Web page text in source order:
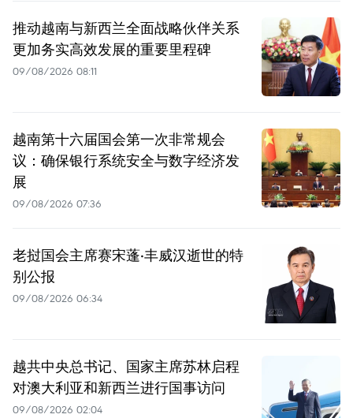
推动越南与新西兰全面战略伙伴关系
更加务实高效发展的重要里程碑
09/08/2026 08:11
越南第十六届国会第一次非常规会
议：确保银行系统安全与数字经济发
展
09/08/2026 07:36
老挝国会主席赛宋蓬·丰威汉逝世的特
别公报
09/08/2026 06:34
越共中央总书记、国家主席苏林启程
对澳大利亚和新西兰进行国事访问
09/08/2026 02:04